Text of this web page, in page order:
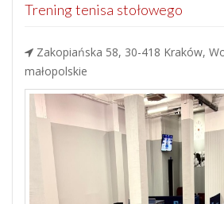
Trening tenisa stołowego
Zakopiańska 58, 30-418 Kraków,
małopolskie